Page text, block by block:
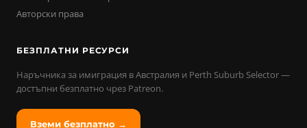
Авторски права
БЕЗПЛАТНИ РЕСУРСИ
Наръчника за имиграция в Австралия и Perth Suburb Selector —
достъпни безплатно чрез Patreon.
Вземи безплатно →